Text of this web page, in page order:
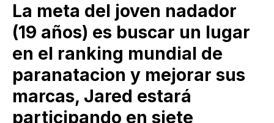
La meta del joven nadador
(19 años) es buscar un lugar
en el ranking mundial de
paranatacion y mejorar sus
marcas, Jared estará
participando en siete